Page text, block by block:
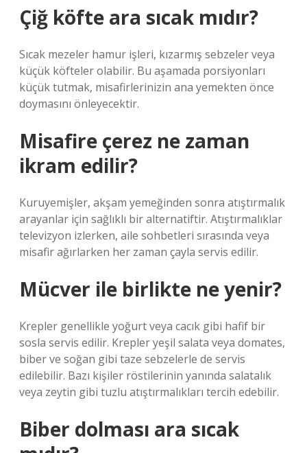
Çiğ köfte ara sıcak mıdır?
Sıcak mezeler hamur işleri, kızarmış sebzeler veya
küçük köfteler olabilir. Bu aşamada porsiyonları
küçük tutmak, misafirlerinizin ana yemekten önce
doymasını önleyecektir.
Misafire çerez ne zaman
ikram edilir?
Kuruyemişler, akşam yemeğinden sonra atıştırmalık
arayanlar için sağlıklı bir alternatiftir. Atıştırmalıklar
televizyon izlerken, aile sohbetleri sırasında veya
misafir ağırlarken her zaman çayla servis edilir.
Mücver ile birlikte ne yenir?
Krepler genellikle yoğurt veya cacık gibi hafif bir
sosla servis edilir. Krepler yeşil salata veya domates,
biber ve soğan gibi taze sebzelerle de servis
edilebilir. Bazı kişiler röstilerinin yanında salatalık
veya zeytin gibi tuzlu atıştırmalıkları tercih edebilir.
Biber dolması ara sıcak